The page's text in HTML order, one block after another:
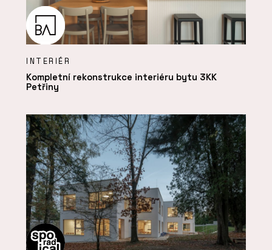
INTERIÉR
Kompletní rekonstrukce interiéru bytu 3KK
Petřiny